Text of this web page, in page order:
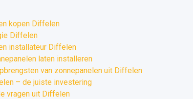
kopen Diffelen
Diffelen
installateur Diffelen
laten installeren
van zonnepanelen uit Diffelen
– de juiste investering
vragen uit Diffelen